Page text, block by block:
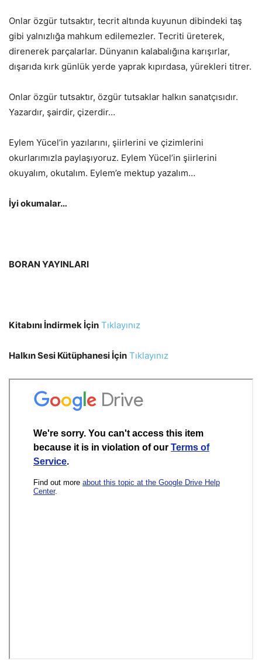
Onlar özgür tutsaktır, tecrit altında kuyunun dibindeki taş
gibi yalnızlığa mahkum edilemezler. Tecriti üreterek,
direnerek parçalarlar. Dünyanın kalabalığına karışırlar,
dışarıda kırk günlük yerde yaprak kıpırdasa, yürekleri titrer.
Onlar özgür tutsaktır, özgür tutsaklar halkın sanatçısıdır.
Yazardır, şairdir, çizerdir…
Eylem Yücel’in yazılarını, şiirlerini ve çizimlerini
okurlarımızla paylaşıyoruz. Eylem Yücel’in şiirlerini
okuyalım, okutalım. Eylem’e mektup yazalım…
İyi okumalar…
BORAN YAYINLARI
Kitabını İndirmek İçin Tıklayınız
Halkın Sesi Kütüphanesi İçin Tıklayınız